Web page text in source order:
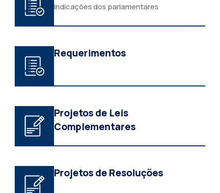
Indicações dos parlamentares
Requerimentos
Projetos de Leis
Complementares
Projetos de Resoluções